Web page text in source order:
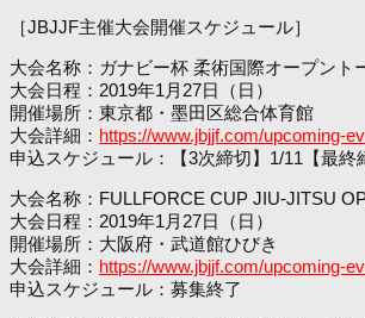
［JBJJF主催大会開催スケジュール］
大会名称：ガナビー杯 柔術国際オープント
大会日程：2019年1月27日（日）
開催場所：東京都・墨田区総合体育館
大会詳細： https://www.jbjjf.com/upcoming-
申込スケジュール：【3次締切】1/11【最終
大会名称：FULLFORCE CUP JIU-JITSU
大会日程：2019年1月27日（日）
開催場所：大阪府・武道館ひびき
大会詳細： https://www.jbjjf.com/upcoming-
申込スケジュール：募集終了